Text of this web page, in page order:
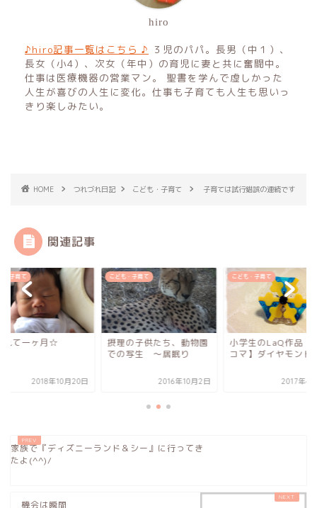
hiro
♪hiro記事一覧はこちら ♪ ３児のパパ。長男（中１）、
長女（小4）、次女（年中）の育児に妻と共に奮闘中。
仕事は医療機器の営業マン。 聖書を学んで虚しかった
人生が喜びの人生に変化。仕事も子育ても人生も思いっ
きり楽しみたい。
HOME つれづれ日記 こども・子育て 子育ては試行錯誤の連続です
関連記事
・子育て
れて一ヶ月☆
2018年10月20日
こども・子育て
摂理の子供たち、動物園
での写生 〜居眠り
2016年10月2日
こども・子育て
小学生のLaQ作品【
コマ】ダイヤモンド
2017年4
家族で『ディズニーランド＆シー』に行ってき
たよ(^^)/
機会は瞬間